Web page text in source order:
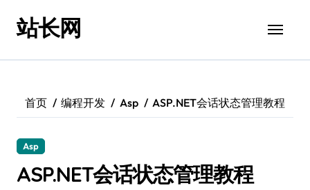
站长网
首页 编程开发 Asp ASP.NET会话状态管理教程
Asp
ASP.NET会话状态管理教程